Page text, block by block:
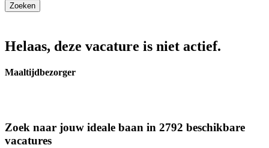
Helaas, deze vacature is niet actief.
Maaltijdbezorger
Zoek naar jouw ideale baan in 2792 beschikbare
vacatures